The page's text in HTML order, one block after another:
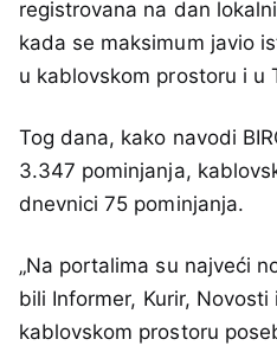
registrovana na dan
kada se maksimum javio
u kablovskom prostoru i u
Tog dana, kako navodi
3.347 pominjanja,
dnevnici 75 pominjanja.
„Na portalima su najveći
bili Informer, Kurir,
kablovskom prostoru